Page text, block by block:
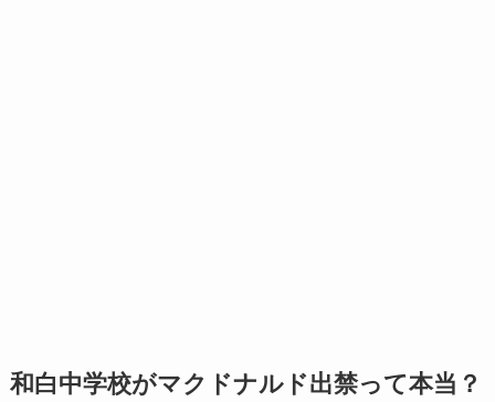
和白中学校がマクドナルド出禁って本当？